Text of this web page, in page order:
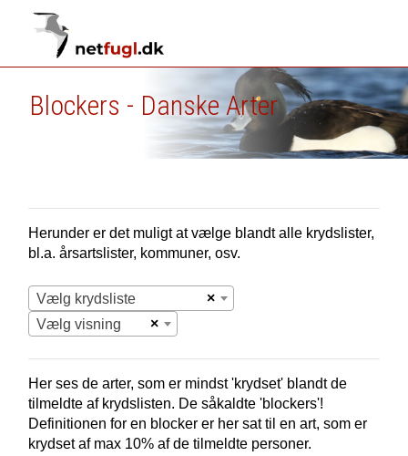
Blockers - Danske Arter
Herunder er det muligt at vælge blandt alle krydslister,
bl.a. årsartslister, kommuner, osv.
×
Vælg krydsliste
×
Vælg visning
Her ses de arter, som er mindst 'krydset' blandt de
tilmeldte af krydslisten. De såkaldte 'blockers'!
Definitionen for en blocker er her sat til en art, som er
krydset af max 10% af de tilmeldte personer.